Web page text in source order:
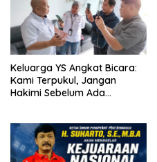
Keluarga YS Angkat Bicara:
Kami Terpukul, Jangan
Hakimi Sebelum Ada